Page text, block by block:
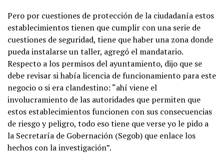
Pero por cuestiones de protección de la ciudadanía estos
establecimientos tienen que cumplir con una serie de
cuestiones de seguridad, tiene que haber una zona donde
pueda instalarse un taller, agregó el mandatario.
Respecto a los permisos del ayuntamiento, dijo que se
debe revisar si había licencia de funcionamiento para este
negocio o si era clandestino: “ahí viene el
involucramiento de las autoridades que permiten que
estos establecimientos funcionen con sus consecuencias
de riesgo y peligro, todo eso tiene que verse yo le pido a
la Secretaría de Gobernación (Segob) que enlace los
hechos con la investigación”.